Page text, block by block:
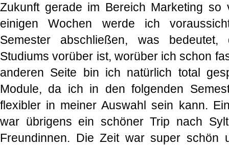
Zukunft gerade im Bereich Marketing
einigen Wochen werde ich
Semester abschließen, was
Studiums vorüber ist, worüber ich schon
anderen Seite bin ich natürlich total
Module, da ich in den folgenden
flexibler in meiner Auswahl sein kann.
war übrigens ein schöner Trip nach
Freundinnen. Die Zeit war super schön